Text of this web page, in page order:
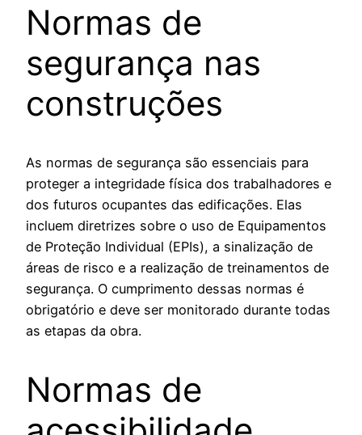
Normas de
segurança nas
construções
As normas de segurança são essenciais para
proteger a integridade física dos trabalhadores e
dos futuros ocupantes das edificações. Elas
incluem diretrizes sobre o uso de Equipamentos
de Proteção Individual (EPIs), a sinalização de
áreas de risco e a realização de treinamentos de
segurança. O cumprimento dessas normas é
obrigatório e deve ser monitorado durante todas
as etapas da obra.
Normas de